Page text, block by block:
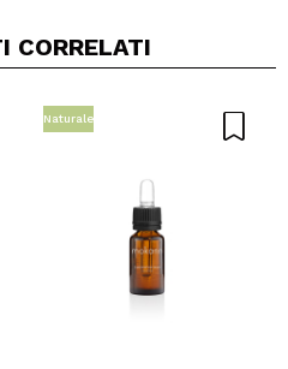
video o una foto
il primo. Immaginalo...
Si
CORRELATI
Naturale